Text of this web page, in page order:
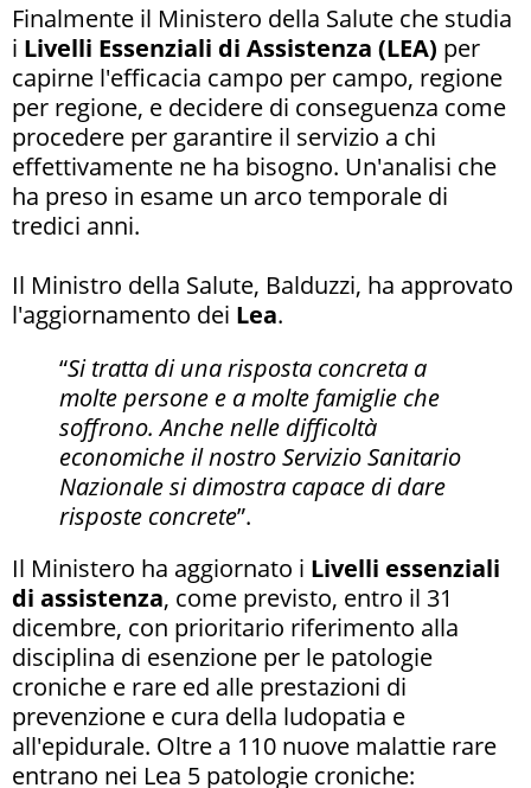
Finalmente il Ministero della Salute che studia
i Livelli Essenziali di Assistenza (LEA) per
capirne l'efficacia campo per campo, regione
per regione, e decidere di conseguenza come
procedere per garantire il servizio a chi
effettivamente ne ha bisogno. Un'analisi che
ha preso in esame un arco temporale di
tredici anni.
Il Ministro della Salute, Balduzzi, ha approvato
l'aggiornamento dei Lea.
“Si tratta di una risposta concreta a
molte persone e a molte famiglie che
soffrono. Anche nelle difficoltà
economiche il nostro Servizio Sanitario
Nazionale si dimostra capace di dare
risposte concrete”.
Il Ministero ha aggiornato i Livelli essenziali
di assistenza, come previsto, entro il 31
dicembre, con prioritario riferimento alla
disciplina di esenzione per le patologie
croniche e rare ed alle prestazioni di
prevenzione e cura della ludopatia e
all'epidurale. Oltre a 110 nuove malattie rare
entrano nei Lea 5 patologie croniche: